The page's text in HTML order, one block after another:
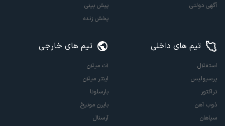
آگهی دولتی
پیش بینی
پخش زنده
تیم های داخلی
استقلال
پرسپولیس
تراکتور
ذوب آهن
سپاهان
تیم های خارجی
آث میلان
اینتر میلان
بارسلونا
بایرن مونیخ
آرسنال